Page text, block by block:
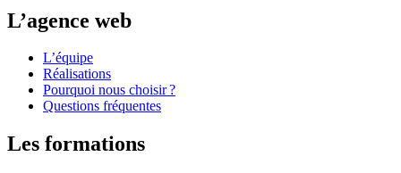
L’agence web
L’équipe
Réalisations
Pourquoi nous choisir ?
Questions fréquentes
Les formations